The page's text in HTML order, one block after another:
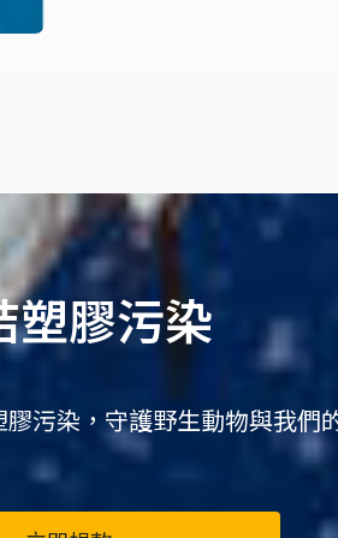
塑膠污染
污染，守護野生動物與我們